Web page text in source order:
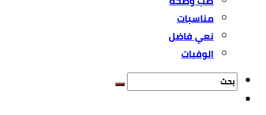
مناسبات
نعي فاضل
الوفيات